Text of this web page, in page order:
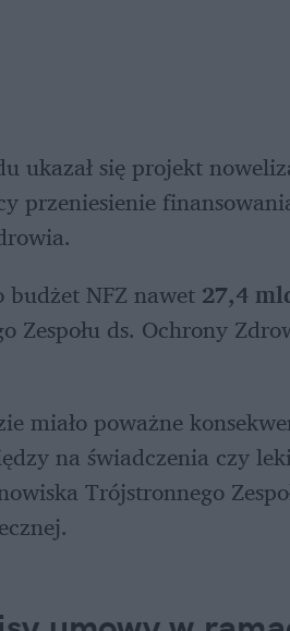
ukazał się projekt
przeniesienie
budżet NFZ nawet 27,4
Zespołu ds. Ochrony
miało poważne
na świadczenia czy
Trójstronnego